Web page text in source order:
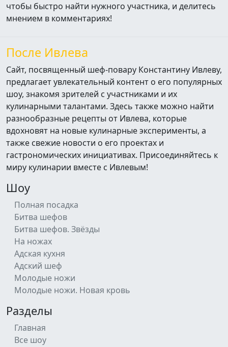
чтобы быстро найти нужного участника, и делитесь
мнением в комментариях!
После Ивлева
Сайт, посвященный шеф-повару Константину Ивлеву,
предлагает увлекательный контент о его популярных
шоу, знакомя зрителей с участниками и их
кулинарными талантами. Здесь также можно найти
разнообразные рецепты от Ивлева, которые
вдохновят на новые кулинарные эксперименты, а
также свежие новости о его проектах и
гастрономических инициативах. Присоединяйтесь к
миру кулинарии вместе с Ивлевым!
Шоу
Полная посадка
Битва шефов
Битва шефов. Звёзды
На ножах
Адская кухня
Адский шеф
Молодые ножи
Молодые ножи. Новая кровь
Разделы
Главная
Все шоу